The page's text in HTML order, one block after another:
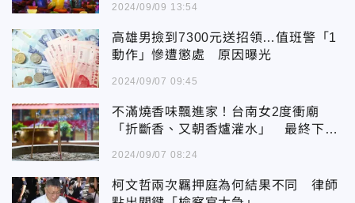
2024/09/09 13:54
高雄男撿到7300元送招領…值班警「1
動作」慘遭懲處 原因曝光
2024/09/07 09:45
不滿燒香味飄進家！台南女2度衝廟
「折斷香、又朝香爐灌水」 最終下場
2024/09/07 08:24
柯文哲兩次羈押庭為何結果不同 律師